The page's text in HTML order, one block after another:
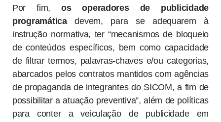
Por fim, os operadores de publicidade
programáticadevem, para se adequarem à
instrução normativa, ter “mecanismos de bloqueio
de conteúdos específicos, bem como capacidade
de filtrar termos, palavras-chaves e/ou categorias,
abarcados pelos contratos mantidos com agências
de propaganda de integrantes do SICOM, a fim de
possibilitar a atuação preventiva”, além de políticas
para conter a veiculação de publicidade em